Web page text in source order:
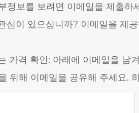
정보를 보려면 이메일을 제출하
심이 있으십니까? 이메일을 제
가격 확인: 아래에 이메일을 남
위해 이메일을 공유해 주세요.